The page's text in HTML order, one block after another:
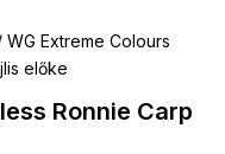
WG Extreme Colours
előke
Ronnie Carp